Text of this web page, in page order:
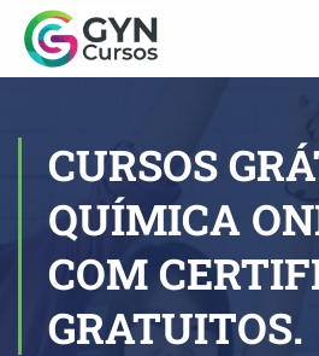
CURSOS
QUÍMICA
COM
GRATUITOS.